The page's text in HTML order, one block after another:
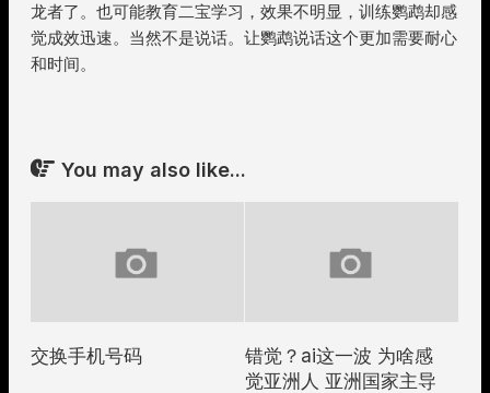
龙者了。也可能教育二宝学习，效果不明显，训练鹦鹉却感
觉成效迅速。当然不是说话。让鹦鹉说话这个更加需要耐心
和时间。
You may also like...
交换手机号码
错觉？ai这一波 为啥感
觉亚洲人 亚洲国家主导